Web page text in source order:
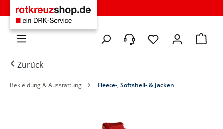
Zum Hauptinhalt springen
Du hast 0
Zurück
Bekleidung & Ausstattung Fleece-, Softshell- & Jacken